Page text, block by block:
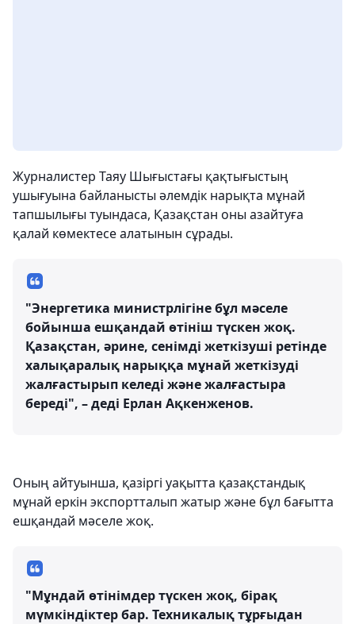
Журналистер Таяу Шығыстағы қақтығыстың
ушығуына байланысты әлемдік нарықта мұнай
тапшылығы туындаса, Қазақстан оны азайтуға
қалай көмектесе алатынын сұрады.
"Энергетика министрлігіне бұл мәселе
бойынша ешқандай өтініш түскен жоқ.
Қазақстан, әрине, сенімді жеткізуші ретінде
халықаралық нарыққа мұнай жеткізуді
жалғастырып келеді және жалғастыра
береді", – деді Ерлан Ақкенженов.
Оның айтуынша, қазіргі уақытта қазақстандық
мұнай еркін экспортталып жатыр және бұл бағытта
ешқандай мәселе жоқ.
"Мұндай өтінімдер түскен жоқ, бірақ
мүмкіндіктер бар. Техникалық тұрғыдан